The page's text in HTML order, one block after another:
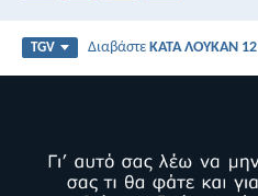
TGV ΔιαβάστεΚΑΤΑ ΛΟΥΚΑΝ 12